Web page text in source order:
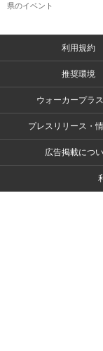
県のイベント
利用規約
推奨環境
ウォーカープラ
プレスリリース・
広告掲載につ